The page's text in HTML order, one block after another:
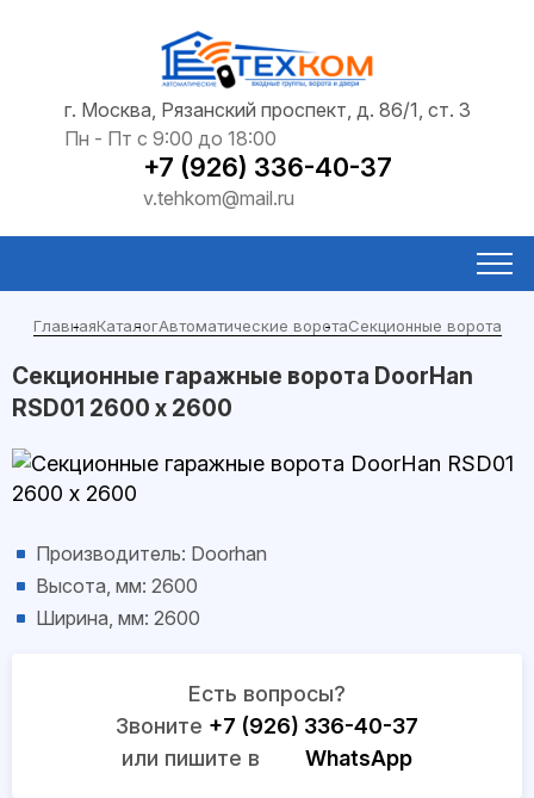
г. Москва, Рязанский проспект, д. 86/1, ст. 3
Пн - Пт с 9:00 до 18:00
+7 (926) 336-40-37
v.tehkom@mail.ru
ГлавнаяКаталогАвтоматические воротаСекционные ворота
Секционные гаражные ворота DoorHan
RSD01 2600 х 2600
Производитель: Doorhan
Высота, мм: 2600
Ширина, мм: 2600
Есть вопросы?
Звоните +7 (926) 336-40-37
или пишите в
WhatsApp